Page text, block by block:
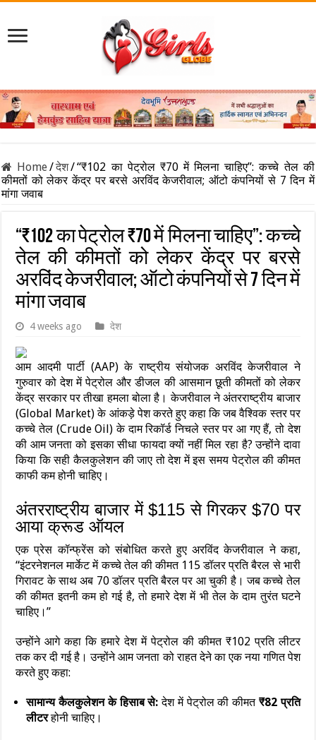
Home/देश/“₹102 का पेट्रोल ₹70 में मिलना चाहिए”: कच्चे तेल की
कीमतों को लेकर केंद्र पर बरसे अरविंद केजरीवाल; ऑटो कंपनियों से 7 दिन में
मांगा जवाब
“₹102 का पेट्रोल ₹70 में मिलना चाहिए”: कच्चे
तेल की कीमतों को लेकर केंद्र पर बरसे
अरविंद केजरीवाल; ऑटो कंपनियों से 7 दिन में
मांगा जवाब
4 weeks ago देश
आम आदमी पार्टी (AAP) के राष्ट्रीय संयोजक अरविंद केजरीवाल ने
गुरुवार को देश में पेट्रोल और डीजल की आसमान छूती कीमतों को लेकर
केंद्र सरकार पर तीखा हमला बोला है। केजरीवाल ने अंतरराष्ट्रीय बाजार
(Global Market) के आंकड़े पेश करते हुए कहा कि जब वैश्विक स्तर पर
कच्चे तेल (Crude Oil) के दाम रिकॉर्ड निचले स्तर पर आ गए हैं, तो देश
की आम जनता को इसका सीधा फायदा क्यों नहीं मिल रहा है? उन्होंने दावा
किया कि सही कैलकुलेशन की जाए तो देश में इस समय पेट्रोल की कीमत
काफी कम होनी चाहिए।
अंतरराष्ट्रीय बाजार में $115 से गिरकर $70 पर
आया क्रूड ऑयल
एक प्रेस कॉन्फ्रेंस को संबोधित करते हुए अरविंद केजरीवाल ने कहा,
“इंटरनेशनल मार्केट में कच्चे तेल की कीमत 115 डॉलर प्रति बैरल से भारी
गिरावट के साथ अब 70 डॉलर प्रति बैरल पर आ चुकी है। जब कच्चे तेल
की कीमत इतनी कम हो गई है, तो हमारे देश में भी तेल के दाम तुरंत घटने
चाहिए।”
उन्होंने आगे कहा कि हमारे देश में पेट्रोल की कीमत ₹102 प्रति लीटर
तक कर दी गई है। उन्होंने आम जनता को राहत देने का एक नया गणित पेश
करते हुए कहा:
सामान्य कैलकुलेशन के हिसाब से: देश में पेट्रोल की कीमत ₹82 प्रति
लीटरहोनी चाहिए।